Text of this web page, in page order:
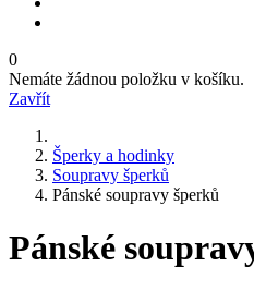
0
Nemáte žádnou položku v košíku.
Zavřít
Šperky a hodinky
Soupravy šperků
Pánské soupravy šperků
Pánské